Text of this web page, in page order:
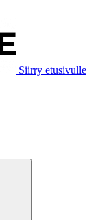
Siirry etusivulle